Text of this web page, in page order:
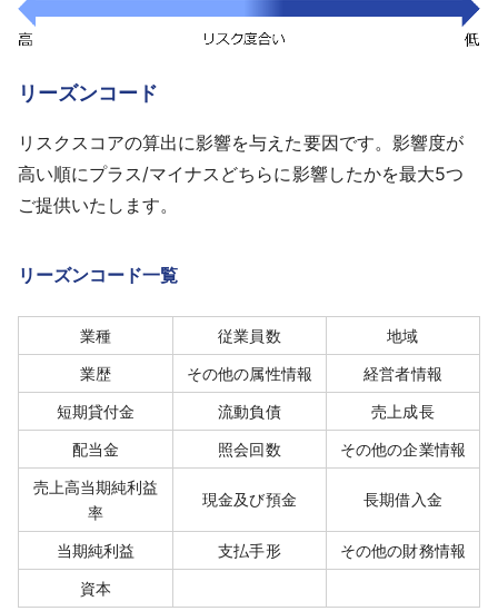
リーズンコード
リスクスコアの算出に影響を与えた要因です。影響度が
高い順にプラス/マイナスどちらに影響したかを最大5つ
ご提供いたします。
リーズンコード一覧
業種 従業員数
地域
業歴
その他の属性情報
経営者情報
短期貸付金
流動負債
売上成長
配当金
照会回数
その他の企業情報
売上高当期純利益
率
現金及び預金 長期借入金
当期純利益 支払手形
その他の財務情報
資本